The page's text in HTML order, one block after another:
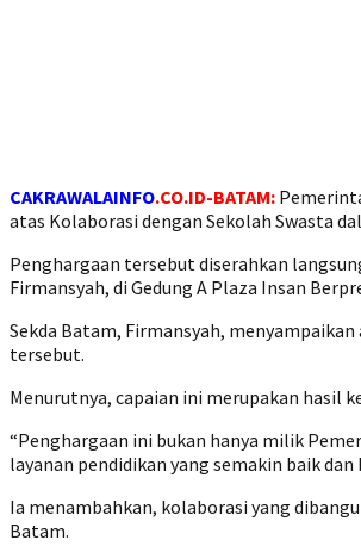
CAKRAWALAINFO.CO.ID-BATAM:
atas Kolaborasi dengan Sekolah Swasta
Penghargaan tersebut diserahkan
Firmansyah, di Gedung A Plaza Insan
Sekda Batam, Firmansyah,
tersebut.
Menurutnya, capaian ini merupakan hasil
“Penghargaan ini bukan hanya milik
layanan pendidikan yang semakin baik
Ia menambahkan, kolaborasi yang
Batam.